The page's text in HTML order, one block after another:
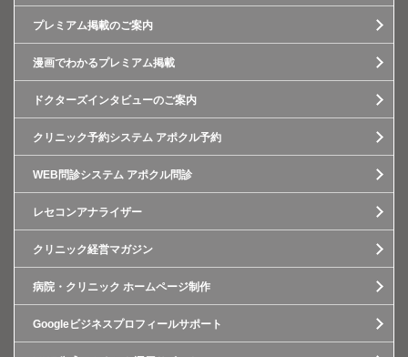
プレミアム掲載のご案内
漫画でわかるプレミアム掲載
ドクターズインタビューのご案内
クリニック予約システム アポクル予約
WEB問診システム アポクル問診
レセコンアナライザー
クリニック経営マガジン
病院・クリニック ホームページ制作
Googleビジネスプロフィールサポート